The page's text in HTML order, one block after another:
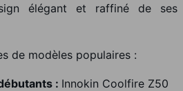
élégant et raffiné de ses
de modèles populaires :
: Innokin Coolfire Z50